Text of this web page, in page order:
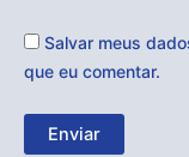
Salvar meus
que eu comentar.